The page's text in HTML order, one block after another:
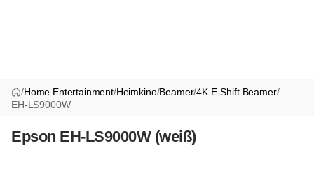
/Home Entertainment/Heimkino/Beamer/4K E-Shift Beamer/
EH-LS9000W
Epson EH-LS9000W (weiß)